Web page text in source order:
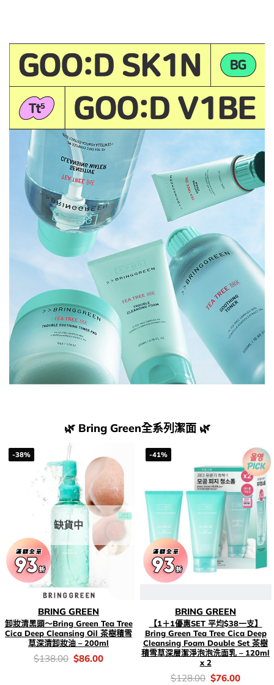
🌿 Bring Green全系列潔面 🌿
-38%
缺貨中
BRING GREEN
卸妝清黑頭～Bring Green Tea Tree
Cica Deep Cleansing Oil 茶樹積雪
草深清卸妝油 – 200ml
價
錢：
$138.00 Original
price
$86.00Current
-41%
BRING GREEN
【1＋1優惠SET 平均$38一支】
Bring Green Tea Tree Cica Deep
Cleansing Foam Double Set 茶樹
積雪草深層潔淨泡泡洗面乳 – 120ml
x 2
價
$128.00 Original
$76.00Current